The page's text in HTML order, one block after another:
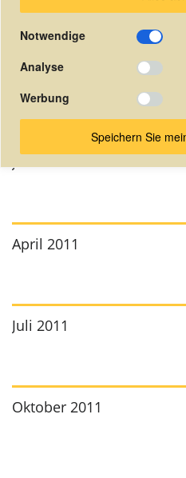
Notwendige
Analyse
Werbung
Speichern Sie
in dem Alsdorfer
Die quartalsweise
Vereinszeitung ist hier
abrufbar.
(In der Zeitung auf die
Dokument zu öffnen).
Januar 2011
April 2011
Juli 2011
Oktober 2011